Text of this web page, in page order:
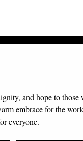
and hope to those
embrace for the
everyone.